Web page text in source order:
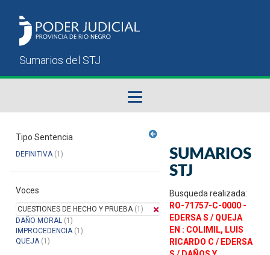
Sumarios del STJ
Manual del Usuario
Tipo Sentencia
DEFINITIVA(1)
Voces
CUESTIONES DE HECHO Y PRUEBA(1)
DAÑO MORAL (1)
IMPROCEDENCIA(1)
QUEJA(1)
SUMARIOS
STJ
Busqueda realizada:
RO-71757-C-0000 -
EDERSA S / QUEJA
EN : COLIMIL, LUIS
RICARDO C / EDERSA